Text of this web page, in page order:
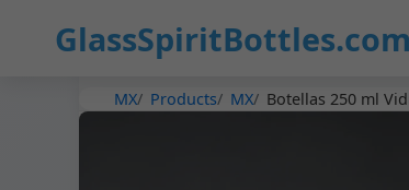
GlassSpiritBottles.com
MX Products MX Botellas 250 ml